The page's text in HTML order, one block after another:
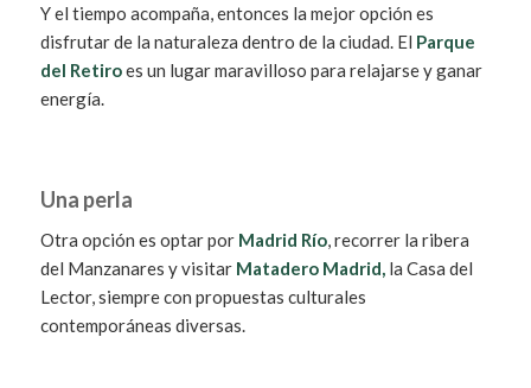
Y el tiempo acompaña, entonces la mejor opción es
disfrutar de la naturaleza dentro de la ciudad. El Parque
del Retiroes un lugar maravilloso para relajarse y ganar
energía.
Una perla
Otra opción es optar por Madrid Río, recorrer la ribera
del Manzanares y visitar Matadero Madrid,la Casa del
Lector, siempre con propuestas culturales
contemporáneas diversas.